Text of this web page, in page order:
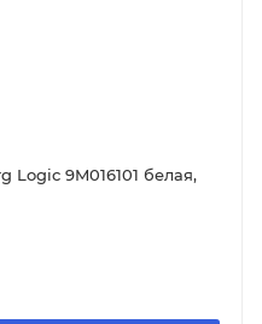
Logic 9M016101 белая,